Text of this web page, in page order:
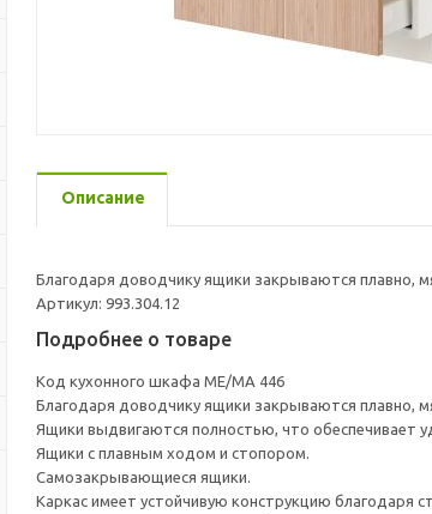
Описание
Благодаря доводчику ящики закрываются плавно,
Артикул: 993.304.12
Подробнее о товаре
Код кухонного шкафа ME/MA 446
Благодаря доводчику ящики закрываются плавно,
Ящики выдвигаются полностью, что обеспечивает
Ящики с плавным ходом и стопором.
Самозакрывающиеся ящики.
Каркас имеет устойчивую конструкцию благодаря